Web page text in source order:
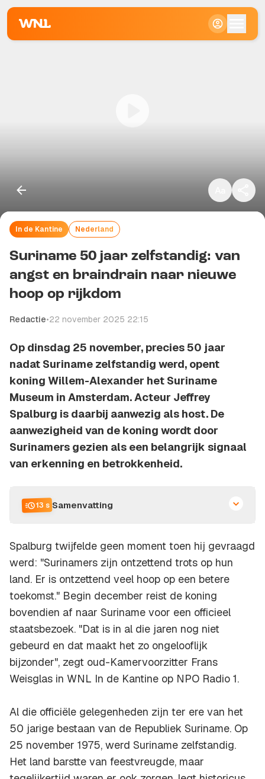
In de Kantine Nederland
Suriname 50 jaar zelfstandig: van
angst en braindrain naar nieuwe
hoop op rijkdom
Redactie•22 november 2025 22:15
Op dinsdag 25 november, precies 50 jaar
nadat Suriname zelfstandig werd, opent
koning Willem-Alexander het Suriname
Museum in Amsterdam. Acteur Jeffrey
Spalburg is daarbij aanwezig als host. De
aanwezigheid van de koning wordt door
Surinamers gezien als een belangrijk signaal
van erkenning en betrokkenheid.
13 s Samenvatting
Spalburg twijfelde geen moment toen hij gevraagd
werd: "Surinamers zijn ontzettend trots op hun
land. Er is ontzettend veel hoop op een betere
toekomst." Begin december reist de koning
bovendien af naar Suriname voor een officieel
staatsbezoek. "Dat is in al die jaren nog niet
gebeurd en dat maakt het zo ongelooflijk
bijzonder", zegt oud-Kamervoorzitter Frans
Weisglas in WNL In de Kantine op NPO Radio 1.
Al die officiële gelegenheden zijn ter ere van het
50 jarige bestaan van de Republiek Suriname. Op
25 november 1975, werd Suriname zelfstandig.
Het land barstte van feestvreugde, maar